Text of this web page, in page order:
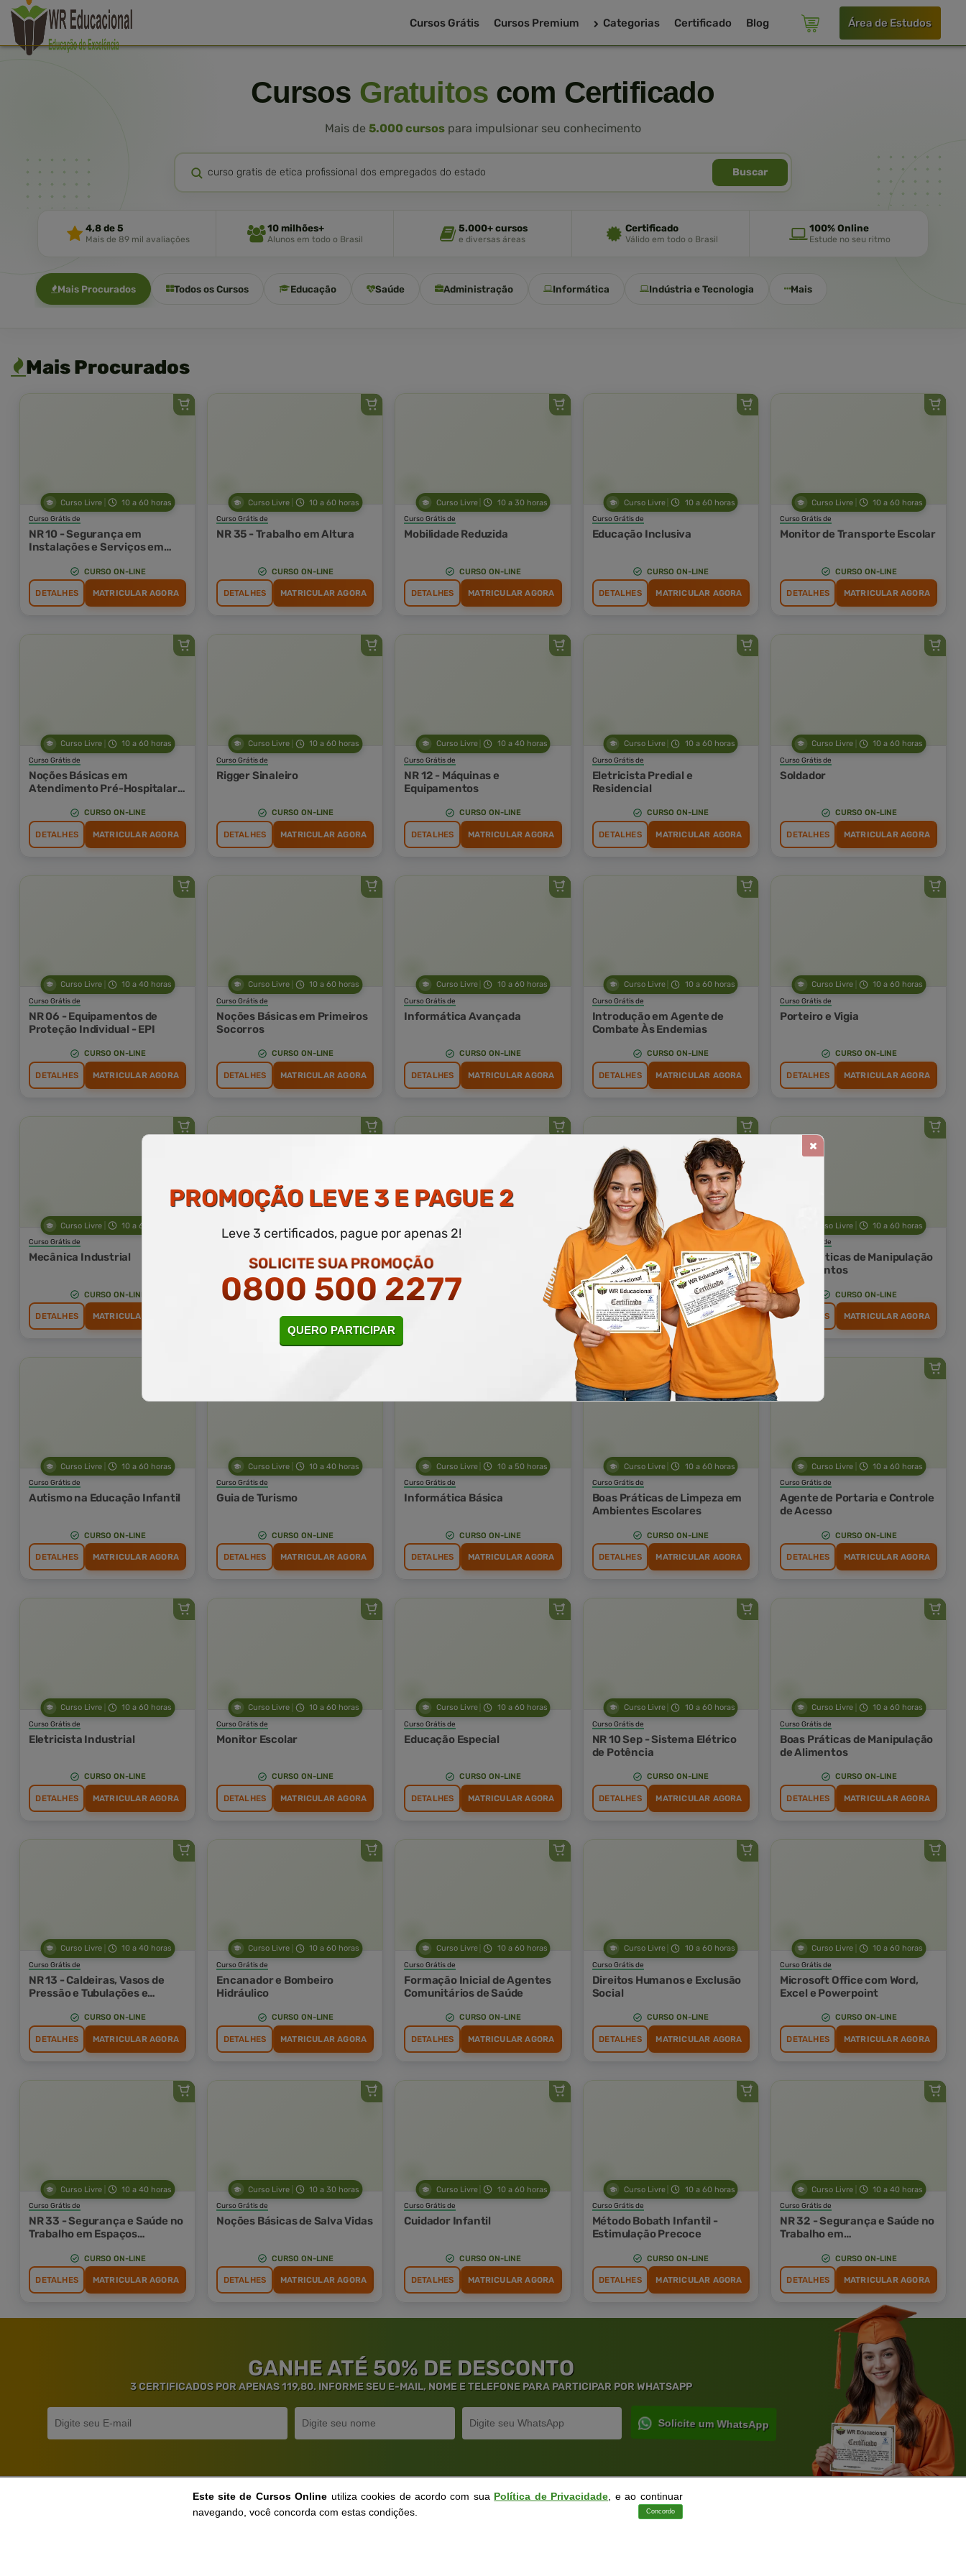
Cursos Grátis Cursos Premium Categorias Certificado Blog Área de Estudos
Cursos Gratuitos com Certificado
Mais de 5.000 cursos para impulsionar seu conhecimento
Buscar
4,8 de 5
Mais de 89 mil avaliações
10 milhões+
Alunos em todo o Brasil
5.000+ cursos
e diversas áreas
Certificado
Válido em todo o Brasil
100% Online
Estude no seu ritmo
Mais Procurados Todos os Cursos Educação Saúde Administração Informática Indústria e Tecnologia Mais
Mais Procurados
Curso Livre 10 a 60 horas
Curso Grátis de
NR 10 - Segurança em
Instalações e Serviços em
CURSO ON-LINE
DETALHES MATRICULAR AGORA
Curso Livre 10 a 60 horas
Curso Grátis de
NR 35 - Trabalho em Altura
CURSO ON-LINE
DETALHES MATRICULAR AGORA
Curso Livre 10 a 30 horas
Curso Grátis de
Mobilidade Reduzida
CURSO ON-LINE
DETALHES MATRICULAR AGORA
Curso Livre 10 a 60 horas
Curso Grátis de
Educação Inclusiva
CURSO ON-LINE
DETALHES MATRICULAR AGORA
Curso Livre 10 a 60 horas
Curso Grátis de
Monitor de Transporte Escolar
CURSO ON-LINE
DETALHES MATRICULAR AGORA
Curso Livre 10 a 60 horas
Curso Grátis de
Noções Básicas em
Atendimento Pré-Hospitalar
Vida (SBV) CURSO ON-LINE
DETALHES MATRICULAR AGORA
Curso Livre 10 a 60 horas
Curso Grátis de
Rigger Sinaleiro
CURSO ON-LINE
DETALHES MATRICULAR AGORA
Curso Livre 10 a 40 horas
Curso Grátis de
NR 12 - Máquinas e
Equipamentos
CURSO ON-LINE
DETALHES MATRICULAR AGORA
Curso Livre 10 a 60 horas
Curso Grátis de
Eletricista Predial e
Residencial
CURSO ON-LINE
DETALHES MATRICULAR AGORA
Curso Livre 10 a 60 horas
Curso Grátis de
Soldador
CURSO ON-LINE
DETALHES MATRICULAR AGORA
Curso Livre 10 a 40 horas
Curso Grátis de
NR 06 - Equipamentos de
Proteção Individual - EPI
CURSO ON-LINE
DETALHES MATRICULAR AGORA
Curso Livre 10 a 60 horas
Curso Grátis de
Noções Básicas em Primeiros
Socorros
CURSO ON-LINE
DETALHES MATRICULAR AGORA
Curso Livre 10 a 60 horas
Curso Grátis de
Informática Avançada
CURSO ON-LINE
DETALHES MATRICULAR AGORA
Curso Livre 10 a 60 horas
Curso Grátis de
Introdução em Agente de
Combate Às Endemias
CURSO ON-LINE
DETALHES MATRICULAR AGORA
Curso Livre 10 a 60 horas
Curso Grátis de
Porteiro e Vigia
CURSO ON-LINE
DETALHES MATRICULAR AGORA
Curso Livre 10 a 60 horas
Curso Grátis de
Mecânica Industrial
CURSO ON-LINE
DETALHES MATRICULAR AGORA
Gestão e Liderança
CURSO ON-LINE
MATRICULAR AGORA
Curso Grátis de
NR 18 - Condições e Meio
Ambiente de Trabalho na
Indústria da Construção
Curso Livre 10 a 60 horas
Curso Grátis de
MOPP - Movimentação
Operacional de Produtos
Perigosos
CURSO ON-LINE
DETALHES MATRICULAR AGORA
Curso Livre 10 a 60 horas
Curso Grátis de
Boas Práticas de Manipulação
de Alimentos
CURSO ON-LINE
DETALHES MATRICULAR AGORA
Curso Livre 10 a 60 horas
Curso Grátis de
Autismo na Educação Infantil
CURSO ON-LINE
DETALHES MATRICULAR AGORA
Curso Livre 10 a 40 horas
Curso Grátis de
Guia de Turismo
CURSO ON-LINE
DETALHES MATRICULAR AGORA
Curso Livre 10 a 50 horas
Curso Grátis de
Informática Básica
CURSO ON-LINE
DETALHES MATRICULAR AGORA
Curso Livre 10 a 60 horas
Curso Grátis de
Boas Práticas de Limpeza em
Ambientes Escolares
CURSO ON-LINE
DETALHES MATRICULAR AGORA
Curso Livre 10 a 60 horas
Curso Grátis de
Agente de Portaria e Controle
de Acesso
CURSO ON-LINE
DETALHES MATRICULAR AGORA
Curso Livre 10 a 60 horas
Curso Grátis de
Eletricista Industrial
CURSO ON-LINE
DETALHES MATRICULAR AGORA
Curso Livre 10 a 60 horas
Curso Grátis de
Monitor Escolar
CURSO ON-LINE
DETALHES MATRICULAR AGORA
Curso Livre 10 a 60 horas
Curso Grátis de
Educação Especial
CURSO ON-LINE
DETALHES MATRICULAR AGORA
Curso Livre 10 a 60 horas
Curso Grátis de
NR 10 Sep - Sistema Elétrico
de Potência
CURSO ON-LINE
DETALHES MATRICULAR AGORA
Curso Livre 10 a 60 horas
Curso Grátis de
Boas Práticas de Manipulação
de Alimentos
CURSO ON-LINE
DETALHES MATRICULAR AGORA
Curso Livre 10 a 40 horas
Curso Grátis de
NR 13 - Caldeiras, Vasos de
Pressão e Tubulações e
Armazenamento
CURSO ON-LINE
DETALHES MATRICULAR AGORA
Curso Livre 10 a 60 horas
Curso Grátis de
Encanador e Bombeiro
Hidráulico
CURSO ON-LINE
DETALHES MATRICULAR AGORA
Curso Livre 10 a 60 horas
Curso Grátis de
Formação Inicial de Agentes
Comunitários de Saúde
CURSO ON-LINE
DETALHES MATRICULAR AGORA
Curso Livre 10 a 60 horas
Curso Grátis de
Direitos Humanos e Exclusão
Social
CURSO ON-LINE
DETALHES MATRICULAR AGORA
Curso Livre 10 a 60 horas
Curso Grátis de
Microsoft Office com Word,
Excel e Powerpoint
CURSO ON-LINE
DETALHES MATRICULAR AGORA
Curso Livre 10 a 40 horas
Curso Grátis de
NR 33 - Segurança e Saúde no
Trabalho em Espaços
CURSO ON-LINE
DETALHES MATRICULAR AGORA
Curso Livre 10 a 30 horas
Curso Grátis de
Noções Básicas de Salva Vidas
CURSO ON-LINE
DETALHES MATRICULAR AGORA
Curso Livre 10 a 60 horas
Curso Grátis de
Cuidador Infantil
CURSO ON-LINE
DETALHES MATRICULAR AGORA
Curso Livre 10 a 60 horas
Curso Grátis de
Método Bobath Infantil -
Estimulação Precoce
CURSO ON-LINE
DETALHES MATRICULAR AGORA
Curso Livre 10 a 40 horas
Curso Grátis de
NR 32 - Segurança e Saúde no
Trabalho em
CURSO ON-LINE
DETALHES MATRICULAR AGORA
GANHE ATÉ 50% DE DESCONTO
3 CERTIFICADOS POR APENAS 119,80. INFORME SEU E-MAIL, NOME E TELEFONE PARA PARTICIPAR POR WHATSAPP
Solicite um WhatsApp
Garantia de de Excelência.
PROMOÇÃOLEVE 3 E PAGUE 2
Leve 3 certificados, pague por apenas 2!
SOLICITE SUA PROMOÇÃO
0800 500 2277
QUERO PARTICIPAR
Este site de Cursos Online utiliza cookies de acordo com sua Política de Privacidade , e ao continuar
navegando, você concorda com estas condições.
Concordo